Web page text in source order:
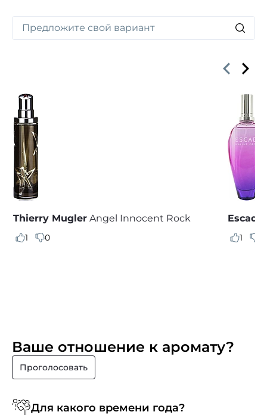
Thierry Mugler Angel Innocent Rock
1 0
Escada
1
Ваше отношение к аромату?
Проголосовать
Для какого времени года?